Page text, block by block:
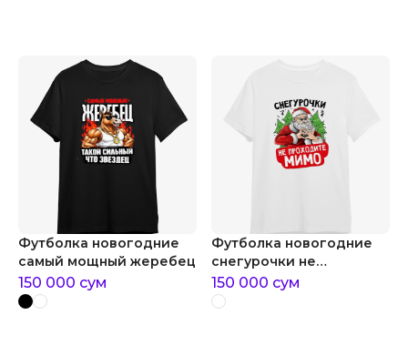
Футболка новогодние
самый мощный жеребец
150 000 сум
Футболка новогодние
снегурочки не
проходите мимо
150 000 сум